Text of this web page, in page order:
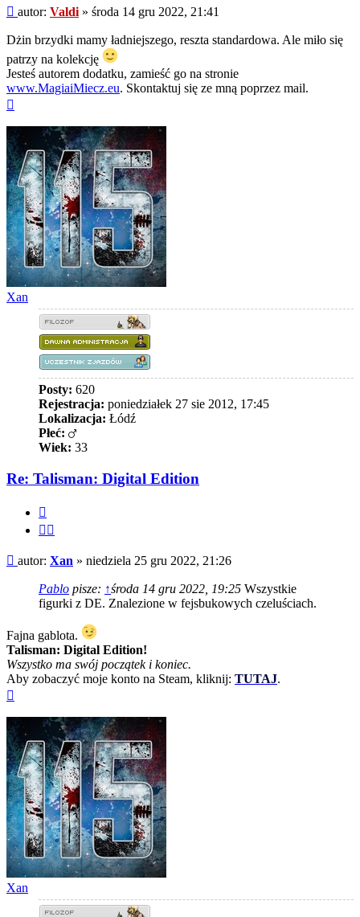
Post
autor: Valdi » środa 14 gru 2022, 21:41
Dżin brzydki mamy ładniejszego, reszta standardowa. Ale miło się
patrzy na kolekcję
Jesteś autorem dodatku, zamieść go na stronie
www.MagiaiMiecz.eu. Skontaktuj się ze mną poprzez mail.
Xan
Posty: 620
Rejestracja: poniedziałek 27 sie 2012, 17:45
Lokalizacja: Łódź
Płeć:
Wiek: 33
Re: Talisman: Digital Edition
Post
autor: Xan » niedziela 25 gru 2022, 21:26
Pablo pisze: ↑środa 14 gru 2022, 19:25 Wszystkie
figurki z DE. Znalezione w fejsbukowych czeluściach.
Fajna gablota.
Talisman: Digital Edition!
Wszystko ma swój początek i koniec.
Aby zobaczyć moje konto na Steam, kliknij: TUTAJ.
Xan